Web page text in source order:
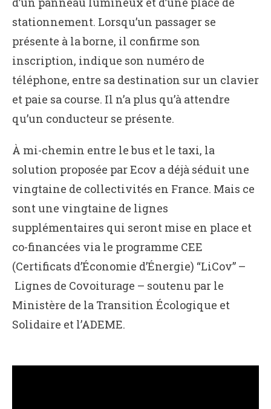
stationnement. Lorsqu’un passager se
présente à la borne, il confirme son
inscription, indique son numéro de
téléphone, entre sa destination sur un clavier
et paie sa course. Il n’a plus qu’à attendre
qu’un conducteur se présente.
À mi-chemin entre le bus et le taxi, la
solution proposée par Ecov a déjà séduit une
vingtaine de collectivités en France. Mais ce
sont une vingtaine de lignes
supplémentaires qui seront mise en place et
co-financées via le programme CEE
(Certificats d’Économie d’Énergie) “LiCov” –
Lignes de Covoiturage – soutenu par le
Ministère de la Transition Écologique et
Solidaire et l’ADEME.